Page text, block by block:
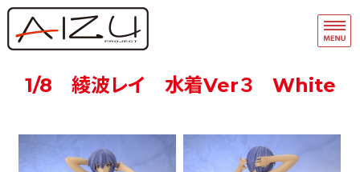
ホーム
フィギュアモデルキット
1/8 綾波レイ 水着Ver３ White